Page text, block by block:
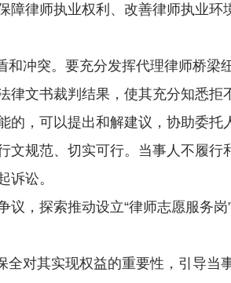
律师执业权利、改善律师执业环
冲突。要充分发挥代理律师桥梁
律文书裁判结果，使其充分知悉拒
的，可以提出和解建议，协助委托
文规范、切实可行。当事人不履行
诉讼。
，探索推动设立“律师志愿服务岗
对其实现权益的重要性，引导当